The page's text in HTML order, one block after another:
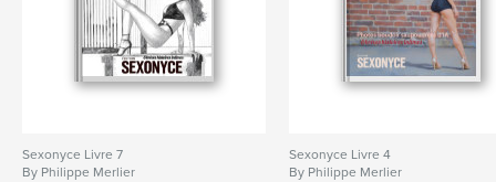
Sexonyce Livre 7
By Philippe Merlier
Sexonyce Livre 4
By Philippe Merlier